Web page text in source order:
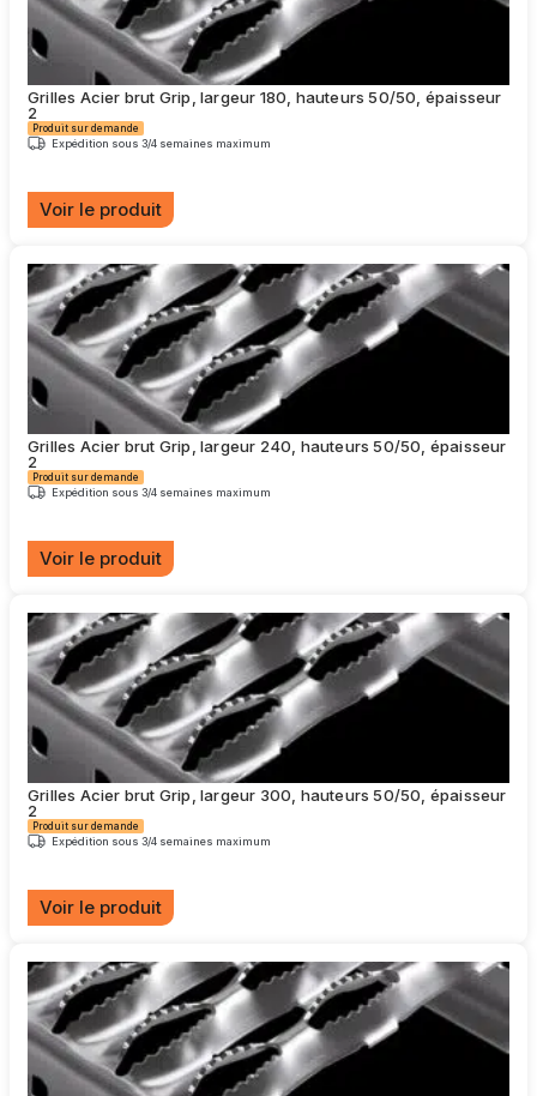
options
peuvent
être
choisies
sur
la
page
produit
Grilles Acier brut Grip, largeur 180, hauteurs 50/50, épaisseur
2
Produit sur demande
Expédition sous 3/4 semaines maximum
Voir le produit
a
plusieurs
variations.
Les
options
peuvent
être
choisies
sur
la
page
produit
Grilles Acier brut Grip, largeur 240, hauteurs 50/50, épaisseur
2
Produit sur demande
Expédition sous 3/4 semaines maximum
Voir le produit
a
plusieurs
variations.
Les
options
peuvent
être
choisies
sur
la
page
produit
Grilles Acier brut Grip, largeur 300, hauteurs 50/50, épaisseur
2
Produit sur demande
Expédition sous 3/4 semaines maximum
Voir le produit
a
plusieurs
variations.
Les
options
peuvent